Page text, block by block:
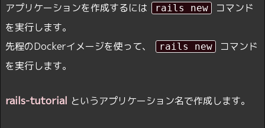
アプリケーションを作成するには rails new
コマンド
を実行します。
先程のDockerイメージを使って、
rails new
コマンド
を実行します。
rails-tutorial というアプリケーション名で作成します。